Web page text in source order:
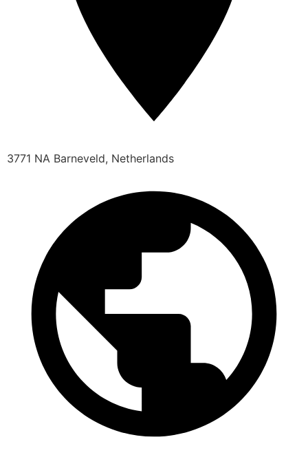
3771 NA Barneveld, Netherlands